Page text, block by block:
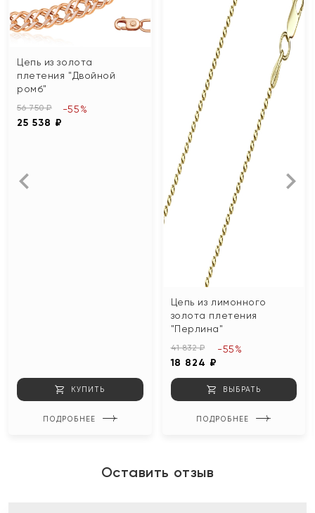
Цепь из золота
плетения "Двойной
ромб"
56 750 ₽
25 538 ₽
-55%
КУПИТЬ
ПОДРОБНЕЕ
Цепь из лимонного
золота плетения
"Перлина"
41 832 ₽
18 824 ₽
-55%
ВЫБРАТЬ
ПОДРОБНЕЕ
Оставить отзыв